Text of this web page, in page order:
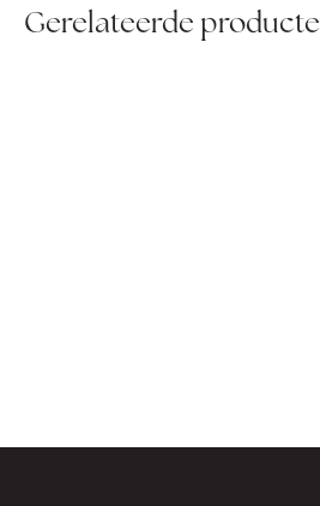
Gerelateerde